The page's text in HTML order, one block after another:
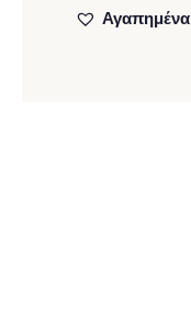
Αγαπημένα